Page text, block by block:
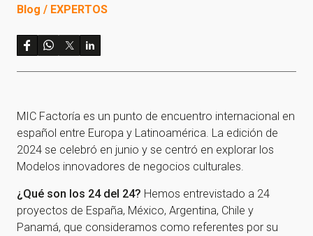
Blog / EXPERTOS
MIC Factoría es un punto de encuentro internacional en
español entre Europa y Latinoamérica. La edición de
2024 se celebró en junio y se centró en explorar los
Modelos innovadores de negocios culturales.
¿Qué son los 24 del 24? Hemos entrevistado a 24
proyectos de España, México, Argentina, Chile y
Panamá, que consideramos como referentes por su